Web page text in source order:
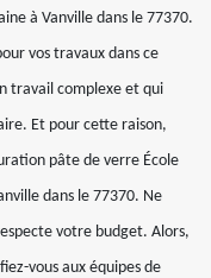
à Vanville dans le 77370.
vos travaux dans ce
travail complexe et qui
Et pour cette raison,
pâte de verre École
dans le 77370. Ne
votre budget. Alors,
vous aux équipes de